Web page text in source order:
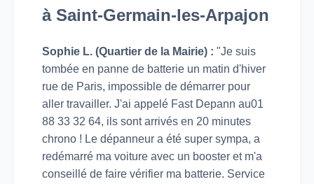
à Saint-Germain-les-Arpajon
Sophie L. (Quartier de la Mairie) : "Je suis
tombée en panne de batterie un matin d'hiver
rue de Paris, impossible de démarrer pour
aller travailler. J'ai appelé Fast Depann au01
88 33 32 64, ils sont arrivés en 20 minutes
chrono ! Le dépanneur a été super sympa, a
redémarré ma voiture avec un booster et m'a
conseillé de faire vérifier ma batterie. Service